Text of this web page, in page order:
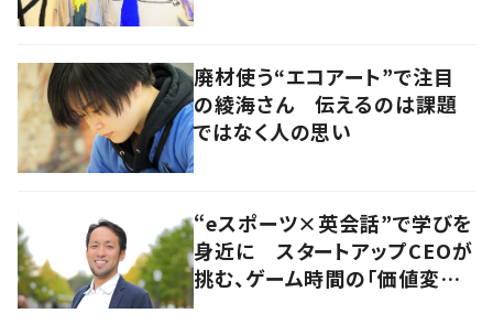
廃材使う“エコアート”で注目
の綾海さん 伝えるのは課題
ではなく人の思い
“eスポーツ×英会話”で学びを
身近に スタートアップCEOが
挑む、ゲーム時間の「価値変容」